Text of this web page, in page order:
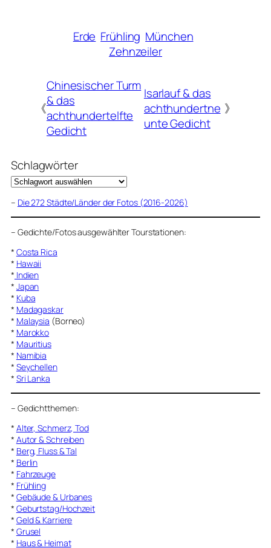
Erde Frühling München
Zehnzeiler
《
Chinesischer Turm
& das
achthundertelfte
Gedicht
Isarlauf & das
achthundertne
unte Gedicht
》
Schlagwörter
– Die 272 Städte/Länder der Fotos (2016-2026)
– Gedichte/Fotos ausgewählter Tourstationen:
* Costa Rica
* Hawaii
* Indien
* Japan
* Kuba
* Madagaskar
* Malaysia (Borneo)
* Marokko
* Mauritius
* Namibia
* Seychellen
* Sri Lanka
– Gedichtthemen:
* Alter, Schmerz, Tod
* Autor & Schreiben
* Berg, Fluss & Tal
* Berlin
* Fahrzeuge
* Frühling
* Gebäude & Urbanes
* Geburtstag/Hochzeit
* Geld & Karriere
* Grusel
* Haus & Heimat